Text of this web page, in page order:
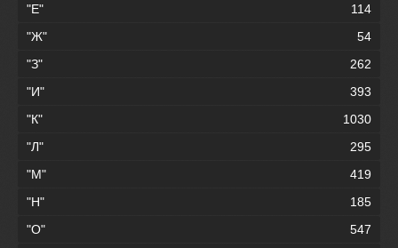
"Е"
114
"Ж"
54
"З"
262
"И"
393
"К"
1030
"Л"
295
"М"
419
"Н"
185
"О"
547